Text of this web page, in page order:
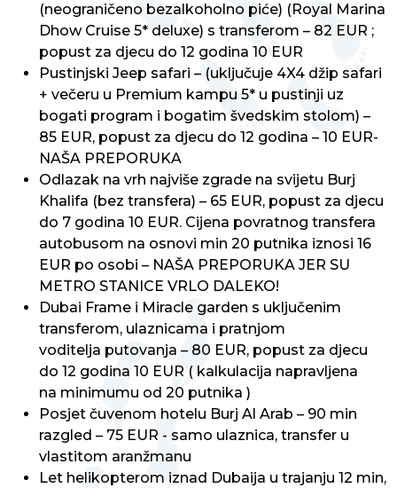
(neograničeno bezalkoholno piće) (Royal Marina
Dhow Cruise 5* deluxe) s transferom – 82 EUR ;
popust za djecu do 12 godina 10 EUR
Pustinjski Jeep safari – (uključuje 4X4 džip safari
+ večeru u Premium kampu 5* u pustinji uz
bogati program i bogatim švedskim stolom) –
85 EUR, popust za djecu do 12 godina – 10 EUR-
NAŠA PREPORUKA
Odlazak na vrh najviše zgrade na svijetu Burj
Khalifa (bez transfera) – 65 EUR, popust za djecu
do 7 godina 10 EUR. Cijena povratnog transfera
autobusom na osnovi min 20 putnika iznosi 16
EUR po osobi – NAŠA PREPORUKA JER SU
METRO STANICE VRLO DALEKO!
Dubai Frame i Miracle garden s uključenim
transferom, ulaznicama i pratnjom
voditelja putovanja – 80 EUR, popust za djecu
do 12 godina 10 EUR ( kalkulacija napravljena
na minimumu od 20 putnika )
Posjet čuvenom hotelu Burj Al Arab – 90 min
razgled – 75 EUR - samo ulaznica, transfer u
vlastitom aranžmanu
Let helikopterom iznad Dubaija u trajanju 12 min,